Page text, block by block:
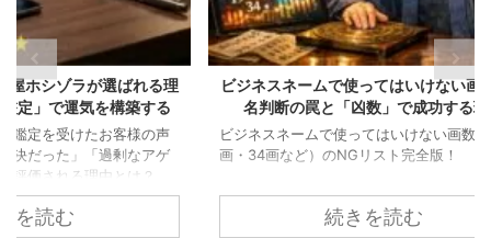
れる理
する
の声
アゲ
？
ビジネスネームで使ってはいけない画数！姓
名判断の罠と「凶数」で成功する理由
ビジネスネームで使ってはいけない画数（19
画・34画など）のNGリスト完全版！
【姓名
たら？
起業や